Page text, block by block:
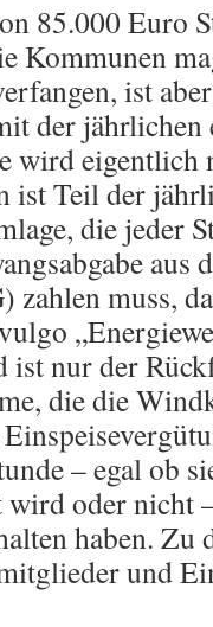
85.000 Euro
Kommunen
ist
der
wird eigentlich
ist Teil der
die jeder
aus
zahlen muss,
ist nur der
die die
– egal ob
wird oder nicht
haben. Zu
und